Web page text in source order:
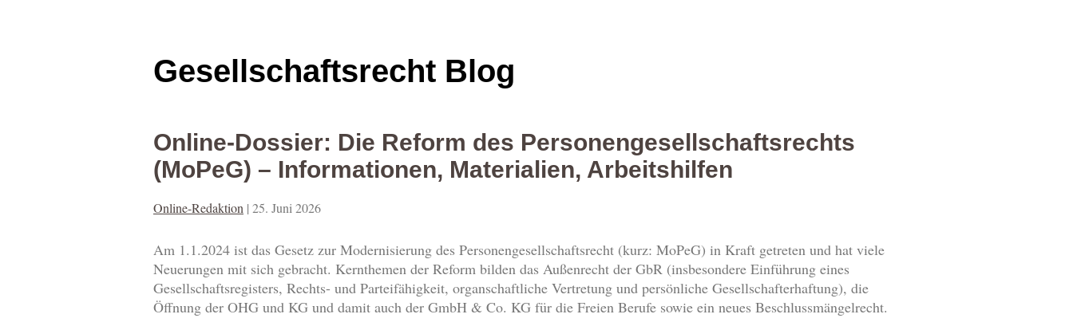
Gesellschaftsrecht Blog
Online-Dossier: Die Reform des Personengesellschaftsrechts
(MoPeG) – Informationen, Materialien, Arbeitshilfen
Online-Redaktion | 25. Juni 2026
Am 1.1.2024 ist das Gesetz zur Modernisierung des Personengesellschaftsrecht (kurz: MoPeG) in Kraft getreten und hat viele
Neuerungen mit sich gebracht. Kernthemen der Reform bilden das Außenrecht der GbR (insbesondere Einführung eines
Gesellschaftsregisters, Rechts- und Parteifähigkeit, organschaftliche Vertretung und persönliche Gesellschafterhaftung), die
Öffnung der OHG und KG und damit auch der GmbH & Co. KG für die Freien Berufe sowie ein neues Beschlussmängelrecht.